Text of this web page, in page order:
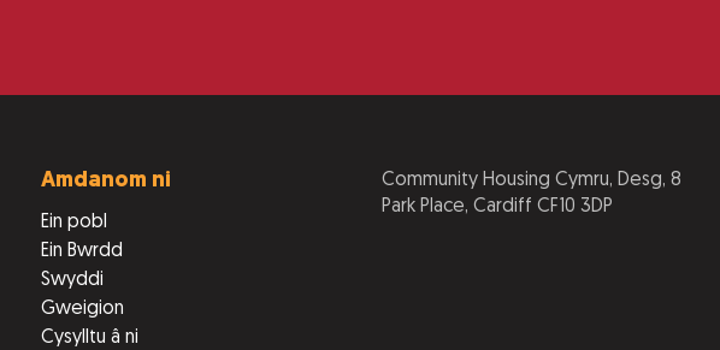
Amdanom ni
Ein pobl
Ein Bwrdd
Swyddi
Gweigion
Cysylltu â ni
Community Housing Cymru, Desg, 8
Park Place, Cardiff CF10 3DP